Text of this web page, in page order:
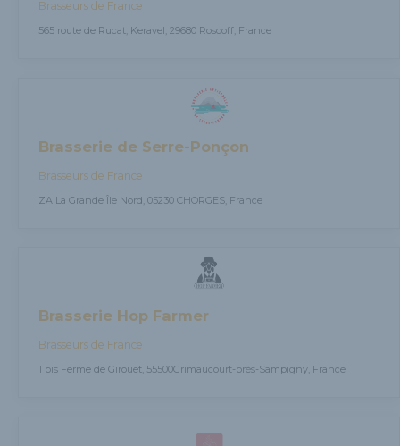
Brasseurs de France
565 route de Rucat, Keravel, 29680 Roscoff, France
Brasserie de Serre-Ponçon
Brasseurs de France
ZA La Grande Île Nord, 05230 CHORGES, France
Brasserie Hop Farmer
Brasseurs de France
1 bis Ferme de Girouet, 55500Grimaucourt-près-Sampigny, France